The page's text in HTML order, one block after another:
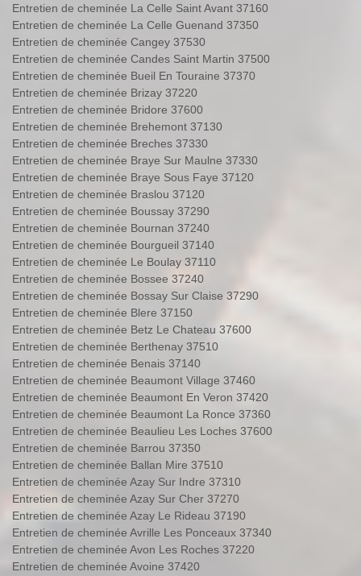
Entretien de cheminée La Celle Saint Avant 37160
Entretien de cheminée La Celle Guenand 37350
Entretien de cheminée Cangey 37530
Entretien de cheminée Candes Saint Martin 37500
Entretien de cheminée Bueil En Touraine 37370
Entretien de cheminée Brizay 37220
Entretien de cheminée Bridore 37600
Entretien de cheminée Brehemont 37130
Entretien de cheminée Breches 37330
Entretien de cheminée Braye Sur Maulne 37330
Entretien de cheminée Braye Sous Faye 37120
Entretien de cheminée Braslou 37120
Entretien de cheminée Boussay 37290
Entretien de cheminée Bournan 37240
Entretien de cheminée Bourgueil 37140
Entretien de cheminée Le Boulay 37110
Entretien de cheminée Bossee 37240
Entretien de cheminée Bossay Sur Claise 37290
Entretien de cheminée Blere 37150
Entretien de cheminée Betz Le Chateau 37600
Entretien de cheminée Berthenay 37510
Entretien de cheminée Benais 37140
Entretien de cheminée Beaumont Village 37460
Entretien de cheminée Beaumont En Veron 37420
Entretien de cheminée Beaumont La Ronce 37360
Entretien de cheminée Beaulieu Les Loches 37600
Entretien de cheminée Barrou 37350
Entretien de cheminée Ballan Mire 37510
Entretien de cheminée Azay Sur Indre 37310
Entretien de cheminée Azay Sur Cher 37270
Entretien de cheminée Azay Le Rideau 37190
Entretien de cheminée Avrille Les Ponceaux 37340
Entretien de cheminée Avon Les Roches 37220
Entretien de cheminée Avoine 37420